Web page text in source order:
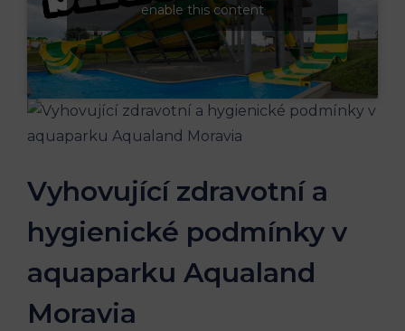
enable this content
Vyhovující zdravotní a
hygienické podmínky v
aquaparku Aqualand
Moravia